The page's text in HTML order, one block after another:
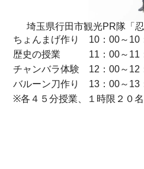
埼玉県行田市観光PR隊「
ちょんまげ作り 10：00～10
歴史の授業 11：00～11
チャンバラ体験 12：00～12
バルーン刀作り 13：00～13
※各４５分授業、１時限２０